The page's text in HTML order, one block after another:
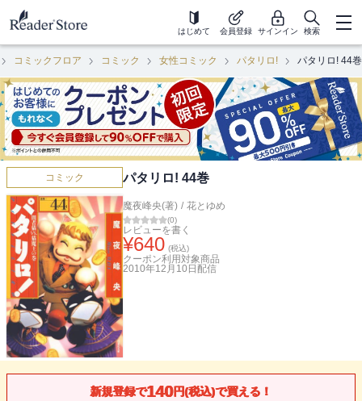
はじめて 会員登録 サインイン 検索
コミックフロア コミック 女性コミック パタリロ! パタリロ! 44巻
コミック パタリロ! 44巻
魔夜峰央(著) / 花とゆめ
(0)
レビューを書く
¥640 (税込)
クーポン利用対象商品
2010年12月10日 配信
新規登録で140円(税込)で買える！